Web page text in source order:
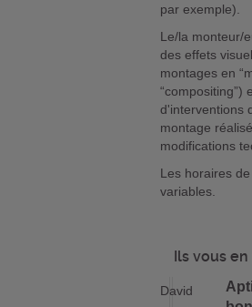
par exemple).
Le/la monteur/
des effets
montages en
“compositing”)
d'interventions
montage
modifications
Les horaires
variables.
Ils vous
David